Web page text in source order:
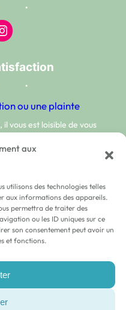
aux
utilisons des technologies telles
aux informations des appareils.
permettra de traiter des
ou les ID uniques sur ce
son consentement peut avoir un
et fonctions.
ou une plainte
vous est loisible de vous